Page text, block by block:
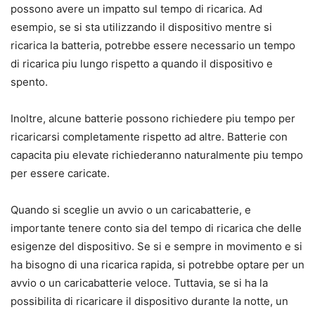
possono avere un impatto sul tempo di ricarica. Ad
esempio, se si sta utilizzando il dispositivo mentre si
ricarica la batteria, potrebbe essere necessario un tempo
di ricarica piu lungo rispetto a quando il dispositivo e
spento.
Inoltre, alcune batterie possono richiedere piu tempo per
ricaricarsi completamente rispetto ad altre. Batterie con
capacita piu elevate richiederanno naturalmente piu tempo
per essere caricate.
Quando si sceglie un avvio o un caricabatterie, e
importante tenere conto sia del tempo di ricarica che delle
esigenze del dispositivo. Se si e sempre in movimento e si
ha bisogno di una ricarica rapida, si potrebbe optare per un
avvio o un caricabatterie veloce. Tuttavia, se si ha la
possibilita di ricaricare il dispositivo durante la notte, un